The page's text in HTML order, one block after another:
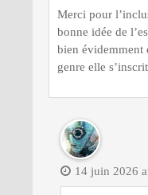
Merci pour
bonne idée de
bien évidemment
genre elle
14 juin 2026